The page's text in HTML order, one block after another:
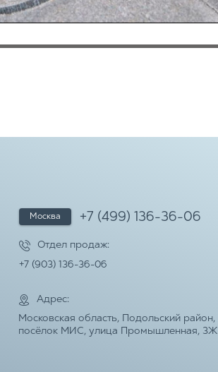
+7 (499) 136-36-06
Москва
Адрес:
Московская область, Подольский район,
посёлок МИС, улица Промышленная, 3Ж
+7 (903) 136-36-06
Отдел продаж: